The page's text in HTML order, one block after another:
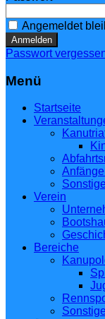
Angemeldet
Anmelden
Passwort
Menü
Startseite
Verein
Bereiche